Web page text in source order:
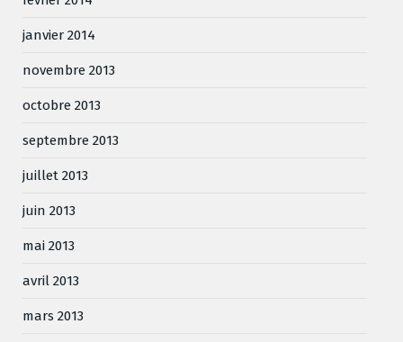
janvier 2014
novembre 2013
octobre 2013
septembre 2013
juillet 2013
juin 2013
mai 2013
avril 2013
mars 2013